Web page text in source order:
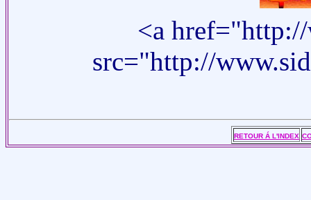
<a
src="http://
RETOUR Á L'INDEX